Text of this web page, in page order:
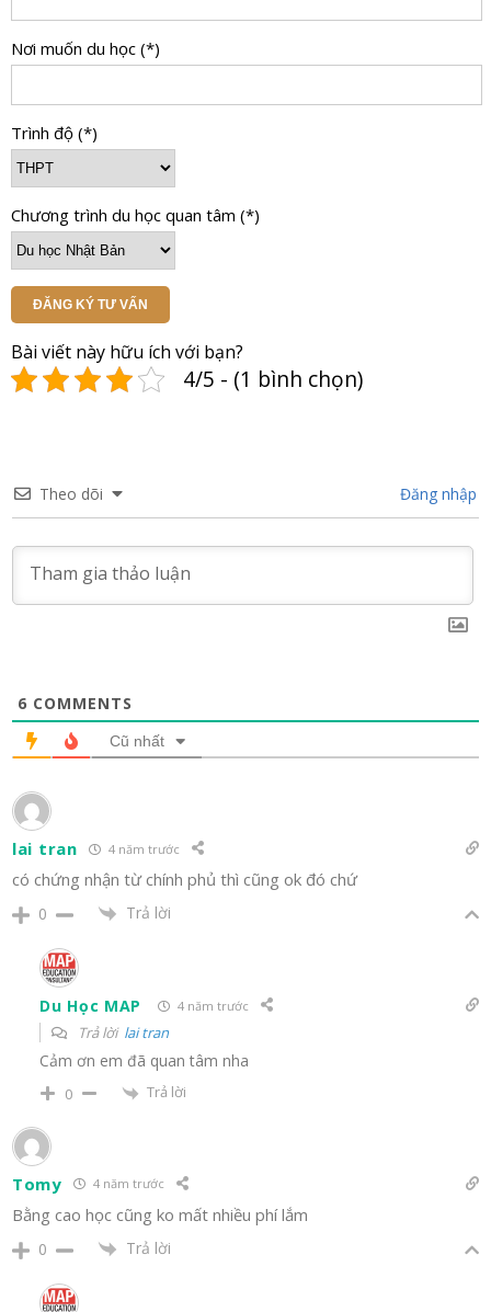
Nơi muốn du học (*)
Trình độ (*)
Chương trình du học quan tâm (*)
ĐĂNG KÝ TƯ VẤN
Bài viết này hữu ích với bạn?
4/5 - (1 bình chọn)
Theo dõi Đăng nhập
6 COMMENTS
Cũ nhất
lai tran 4 năm trước
có chứng nhận từ chính phủ thì cũng ok đó chứ
0 Trả lời
Du Học MAP 4 năm trước
Trả lời lai tran
Cảm ơn em đã quan tâm nha
0 Trả lời
Tomy 4 năm trước
Bằng cao học cũng ko mất nhiều phí lắm
0 Trả lời